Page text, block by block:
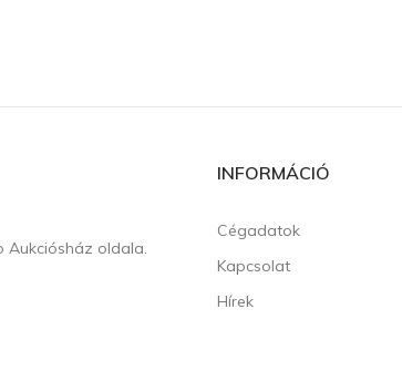
Aukciósház oldala.
INFORMÁCIÓ
Cégadatok
Kapcsolat
Hírek